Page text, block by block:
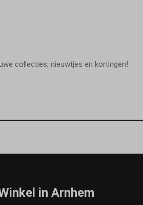
collecties, nieuwtjes en kortingen!
in Arnhem